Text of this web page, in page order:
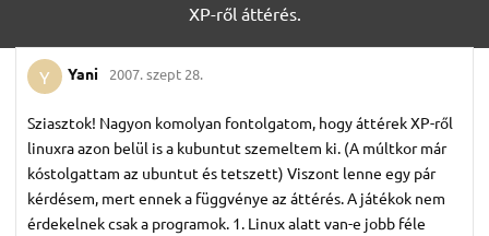
XP-ről áttérés.
Y Yani 2007. szept 28.
Sziasztok! Nagyon komolyan fontolgatom, hogy áttérek XP-ről
linuxra azon belül is a kubuntut szemeltem ki. (A múltkor már
kóstolgattam az ubuntut és tetszett) Viszont lenne egy pár
kérdésem, mert ennek a függvénye az áttérés. A játékok nem
érdekelnek csak a programok. 1. Linux alatt van-e jobb féle